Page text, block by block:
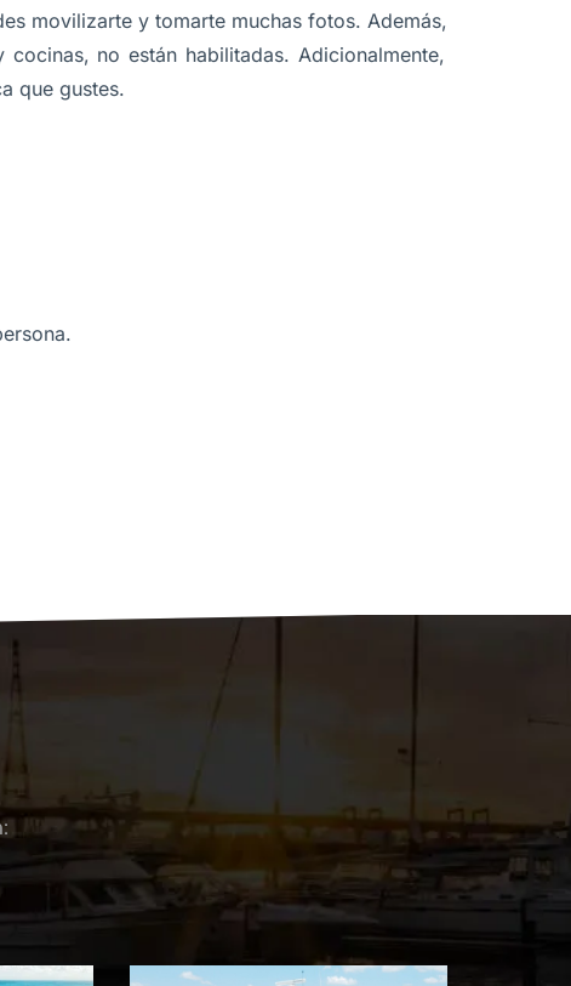
movilizarte y tomarte muchas fotos. Además,
no están habilitadas. Adicionalmente,
que gustes.